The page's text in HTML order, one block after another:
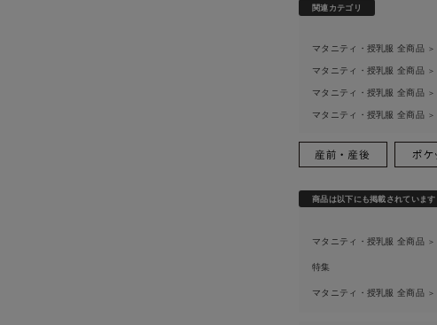
関連カテゴリ
マタニティ・授乳服 全商品 ＞
マタニティ・授乳服 全商品 ＞
マタニティ・授乳服 全商品 ＞
マタニティ・授乳服 全商品 ＞
商品は以下にも掲載されています
マタニティ・授乳服 全商品 ＞
特集
マタニティ・授乳服 全商品 ＞